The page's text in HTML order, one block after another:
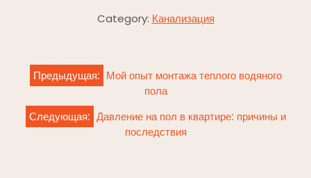
Category: Канализация
Навигация
записям
Предыдущая: Мой опыт монтажа теплого водяного
пола
Следующая: Давление на пол в квартире: причины и
последствия